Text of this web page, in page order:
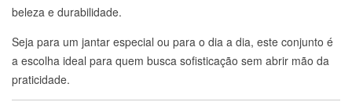
beleza e durabilidade.
Seja para um jantar especial ou para o dia a dia, este conjunto é
a escolha ideal para quem busca sofisticação sem abrir mão da
praticidade.